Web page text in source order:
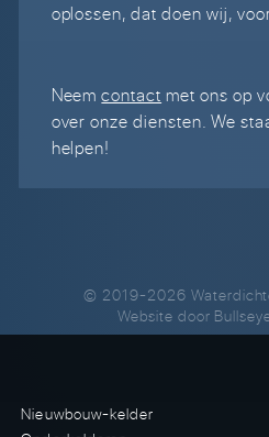
oplossen, dat doen wij,
Neemcontact met ons op
over onze diensten. We
helpen!
© 2019-2026
Website door
Nieuwbouw-kelder